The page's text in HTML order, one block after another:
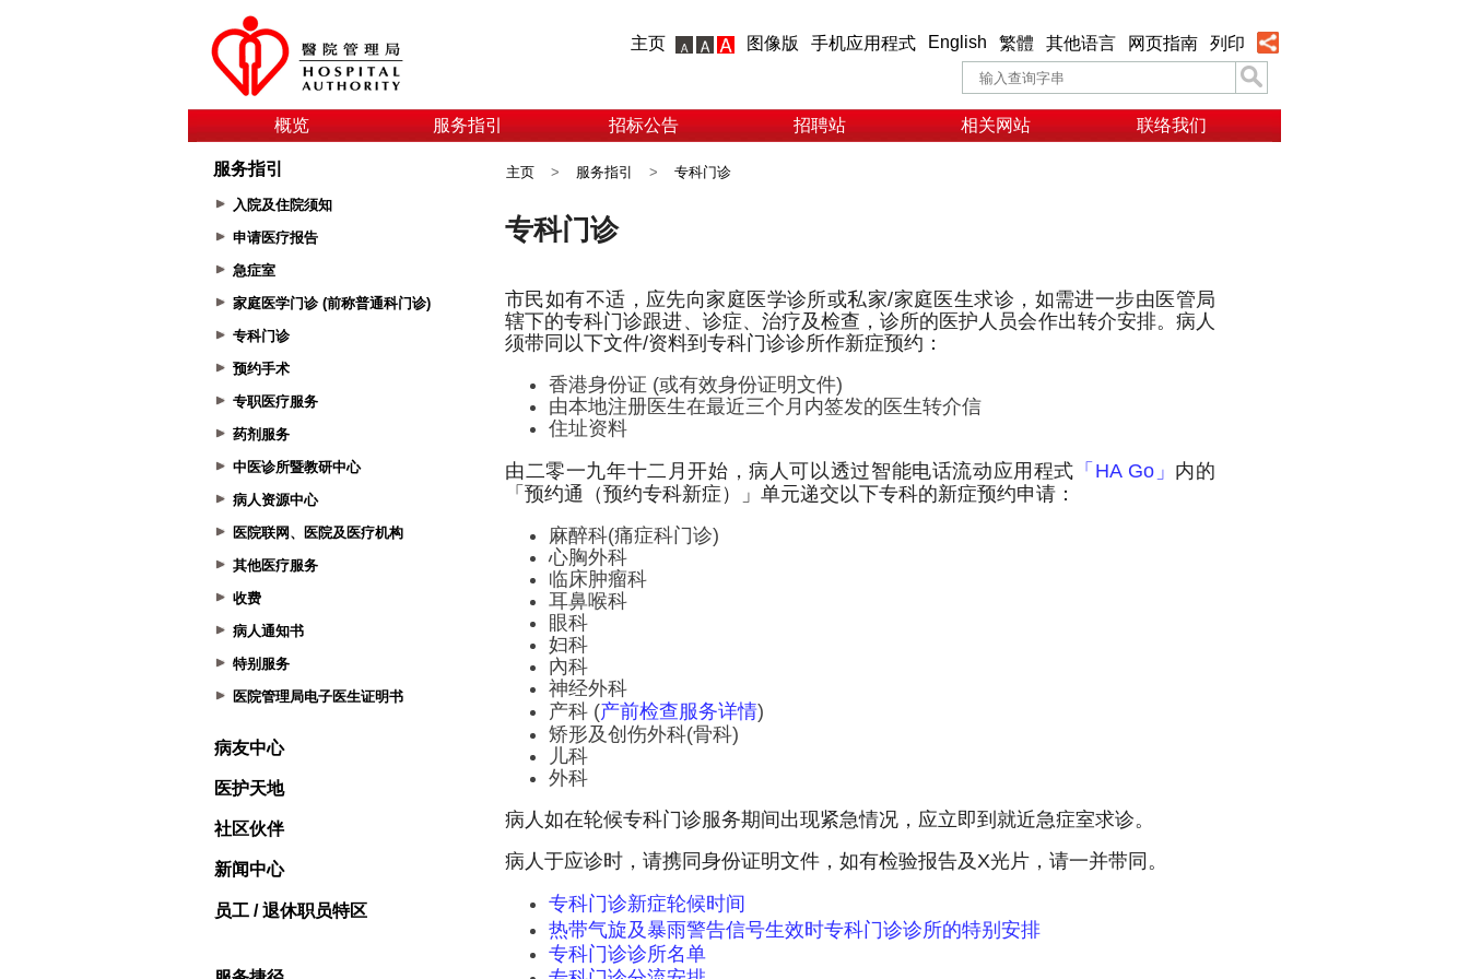
主页 图像版 手机应用程式 English 繁體 其他语言 网页指南 列印
概览 服务指引 招标公告 招聘站 相关网站 联络我们
服务指引
入院及住院须知
申请医疗报告
急症室
家庭医学门诊 (前称普通科门诊)
专科门诊
预约手术
专职医疗服务
药剂服务
中医诊所暨教研中心
病人资源中心
医院联网、医院及医疗机构
其他医疗服务
收费
病人通知书
特别服务
医院管理局电子医生证明书
病友中心
医护天地
社区伙伴
新闻中心
员工 / 退休职员特区
主页 > 服务指引 > 专科门诊